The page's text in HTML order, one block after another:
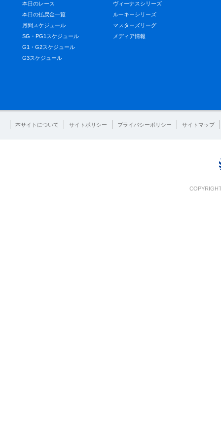
本日のレース
本日の払戻金一覧
月間スケジュール
SG・PG1スケジュール
G1・G2スケジュール
G3スケジュール
ヴィーナスシリーズ
ルーキーシリーズ
マスターズリーグ
メディア情報
本サイトについて サイトポリシー プライバシーポリシー サイトマップ